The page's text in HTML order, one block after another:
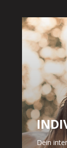
Dein